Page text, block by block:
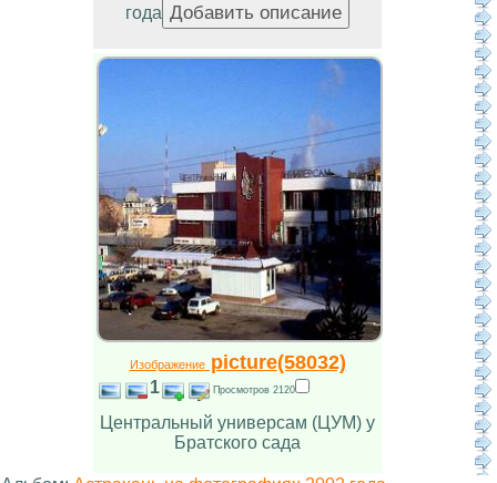
года
Изображениеpicture(58032)
1 Просмотров 2120
Центральный универсам (ЦУМ) у
Братского сада